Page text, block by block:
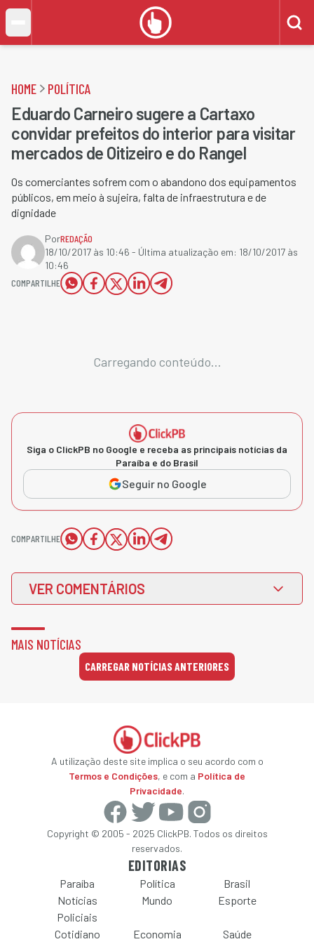
HOME POLÍTICA
Eduardo Carneiro sugere a Cartaxo
convidar prefeitos do interior para visitar
mercados de Oitizeiro e do Rangel
Os comerciantes sofrem com o abandono dos equipamentos
públicos, em meio à sujeira, falta de infraestrutura e de
dignidade
PorREDAÇÃO
18/10/2017 às 10:46 - Última atualização em: 18/10/2017 às
10:46
COMPARTILHE
Carregando conteúdo...
Siga o ClickPB no Google e receba as principais notícias da
Paraíba e do Brasil
Seguir no Google
COMPARTILHE
VER COMENTÁRIOS
MAIS NOTÍCIAS
CARREGAR NOTÍCIAS ANTERIORES
A utilização deste site implica o seu acordo com o
Termos e Condições, e com a Política de
Privacidade.
Copyright © 2005 - 2025 ClickPB. Todos os direitos
reservados.
EDITORIAS
Paraíba Política
Brasil
Notícias
Policiais
Mundo Esporte
Cotidiano Economia Saúde